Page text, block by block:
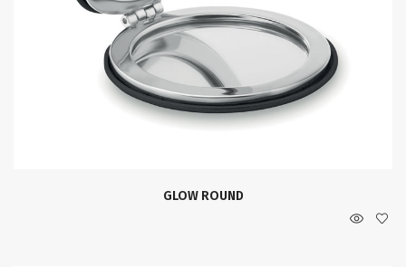
GLOW ROUND